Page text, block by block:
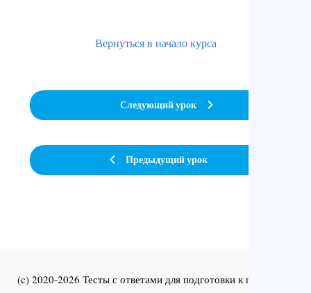
Предыдущий урок
Вернуться в начало курса
Следующий урок
(c) 2020-2026 Тесты с ответами для подготовки к первичной